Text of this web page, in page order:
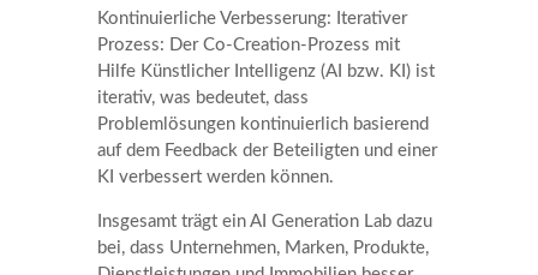
Kontinuierliche Verbesserung: Iterativer
Prozess: Der Co-Creation-Prozess mit
Hilfe Künstlicher Intelligenz (AI bzw. KI) ist
iterativ, was bedeutet, dass
Problemlösungen kontinuierlich basierend
auf dem Feedback der Beteiligten und einer
KI verbessert werden können.
Insgesamt trägt ein AI Generation Lab dazu
bei, dass Unternehmen, Marken, Produkte,